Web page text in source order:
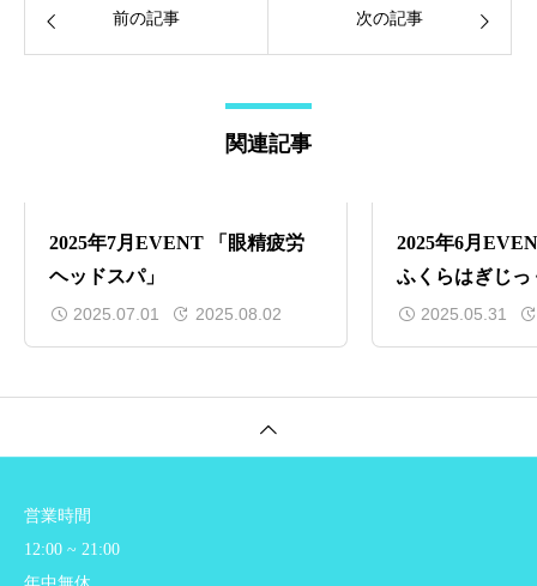
前の記事 次の記事
関連記事
2025年7月EVENT 「眼精疲労
ヘッドスパ」
2025.07.01 2025.08.02
2025年6月
ふくらはぎじっ
2025.05.31
営業時間
12:00 ~ 21:00